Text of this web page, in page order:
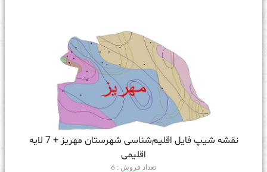
نقشه شیپ‌ فایل اقلیم‌شناسی شهرستان مهریز + 7 لایه
اقلیمی
تعداد فروش : 6